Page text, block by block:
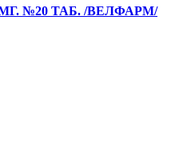
№20 ТАБ. /ВЕЛФАРМ/